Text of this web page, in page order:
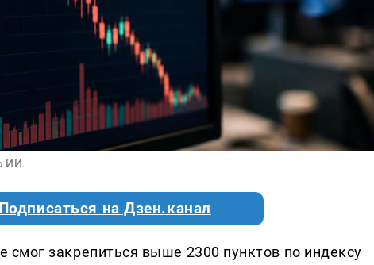
ИИ.
Подписаться на Дзен.канал
закрепиться выше 2300 пунктов по индексу